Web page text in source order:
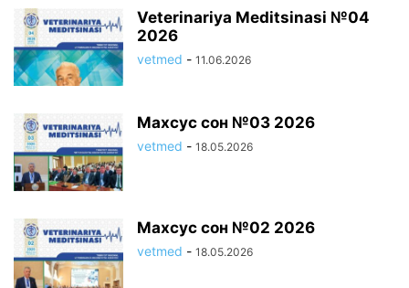
Veterinariya Meditsinasi №04
2026
vetmed - 11.06.2026
Махсус сон №03 2026
vetmed - 18.05.2026
Махсус сон №02 2026
vetmed - 18.05.2026